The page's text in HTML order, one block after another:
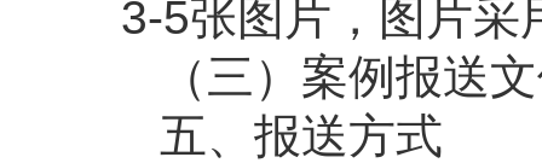
3-5张图片，图片采
（三）案例报送
五、报送方式